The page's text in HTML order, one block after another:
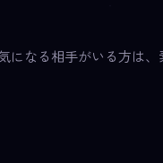
なる相手がいる方は